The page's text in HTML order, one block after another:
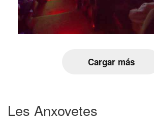
Cargar más
Les Anxovetes